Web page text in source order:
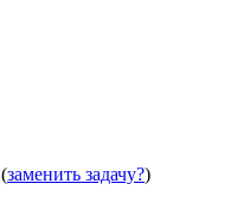
(заменить задачу?)